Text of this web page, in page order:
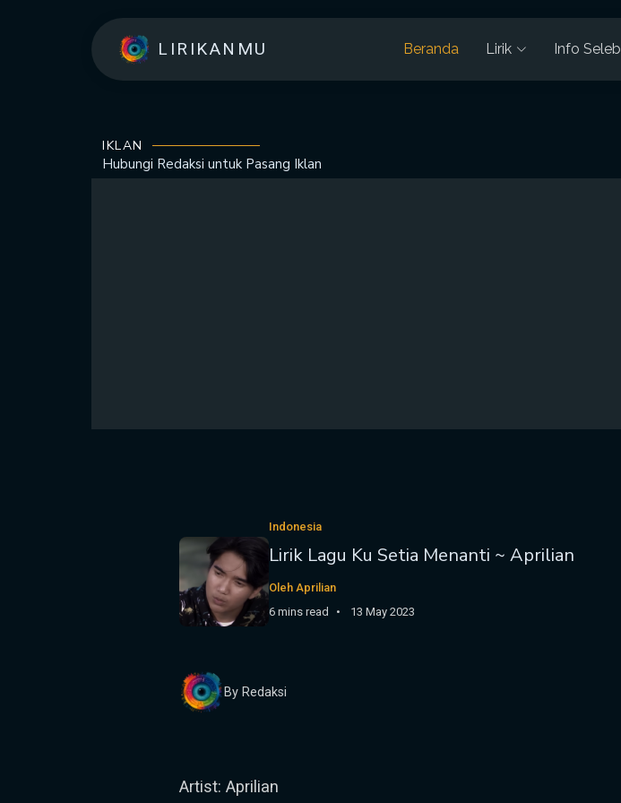
LIRIKANMU Beranda Lirik Info Seleb
IKLAN
Hubungi Redaksi untuk Pasang Iklan
Indonesia
Lirik Lagu Ku Setia Menanti ~ Aprilian
Oleh Aprilian
6 mins read
13 May 2023
By Redaksi
Artist: Aprilian